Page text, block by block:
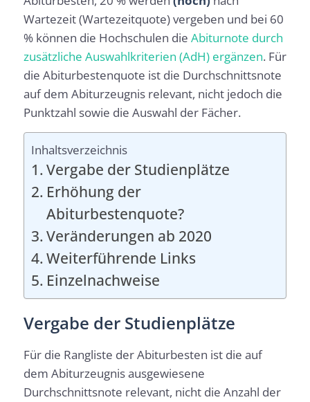
Wartezeit (Wartezeitquote) vergeben und bei 60
% können die Hochschulen die Abiturnote durch
zusätzliche Auswahlkriterien (AdH) ergänzen. Für
die Abiturbestenquote ist die Durchschnittsnote
auf dem Abiturzeugnis relevant, nicht jedoch die
Punktzahl sowie die Auswahl der Fächer.
Inhaltsverzeichnis
Vergabe der Studienplätze
Erhöhung der
Abiturbestenquote?
Veränderungen ab 2020
Weiterführende Links
Einzelnachweise
Vergabe der Studienplätze
Für die Rangliste der Abiturbesten ist die auf
dem Abiturzeugnis ausgewiesene
Durchschnittsnote relevant, nicht die Anzahl der